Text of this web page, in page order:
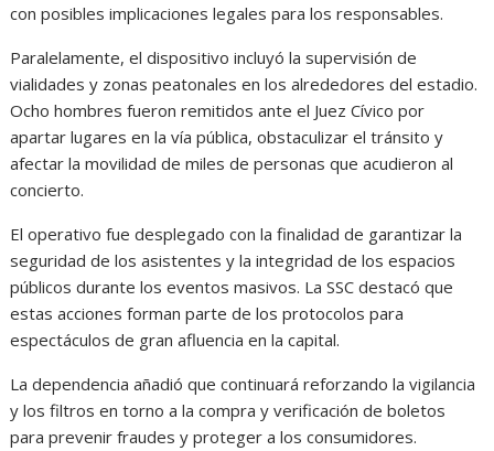
con posibles implicaciones legales para los responsables.
Paralelamente, el dispositivo incluyó la supervisión de
vialidades y zonas peatonales en los alrededores del estadio.
Ocho hombres fueron remitidos ante el Juez Cívico por
apartar lugares en la vía pública, obstaculizar el tránsito y
afectar la movilidad de miles de personas que acudieron al
concierto.
El operativo fue desplegado con la finalidad de garantizar la
seguridad de los asistentes y la integridad de los espacios
públicos durante los eventos masivos. La SSC destacó que
estas acciones forman parte de los protocolos para
espectáculos de gran afluencia en la capital.
La dependencia añadió que continuará reforzando la vigilancia
y los filtros en torno a la compra y verificación de boletos
para prevenir fraudes y proteger a los consumidores.